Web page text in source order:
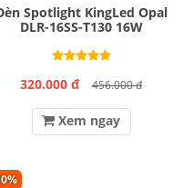
Spotlight KingLed Opal
DLR-16SS-T130 16W
320.000 đ 456.000 đ
Xem ngay